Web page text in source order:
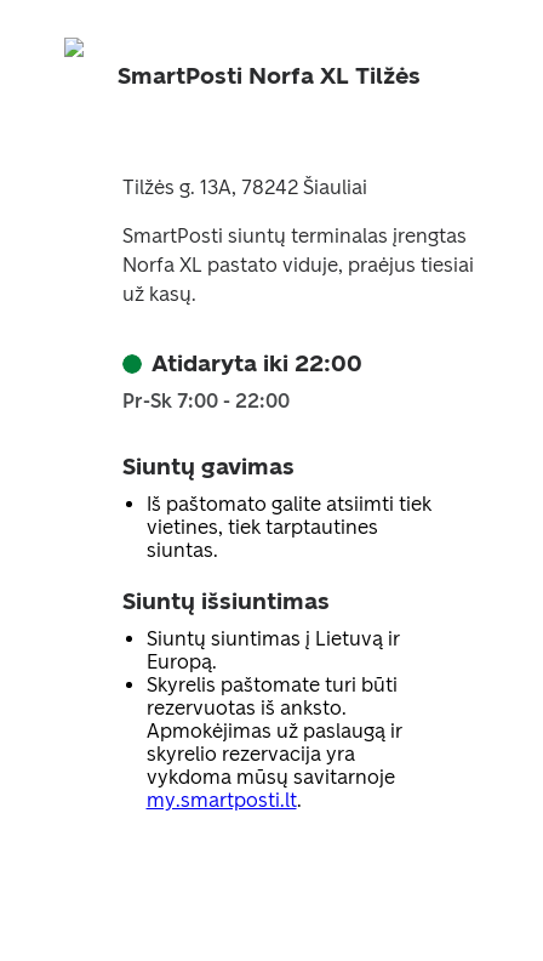
SmartPosti Norfa XL Tilžės
Tilžės g. 13A, 78242 Šiauliai
SmartPosti siuntų terminalas įrengtas
Norfa XL pastato viduje, praėjus tiesiai
už kasų.
Atidaryta iki 22:00
Pr-Sk 7:00 - 22:00
Siuntų gavimas
Iš paštomato galite atsiimti tiek
vietines, tiek tarptautines
siuntas.
Siuntų išsiuntimas
Siuntų siuntimas į Lietuvą ir
Europą.
Skyrelis paštomate turi būti
rezervuotas iš anksto.
Apmokėjimas už paslaugą ir
skyrelio rezervacija yra
vykdoma mūsų savitarnoje
my.smartposti.lt.